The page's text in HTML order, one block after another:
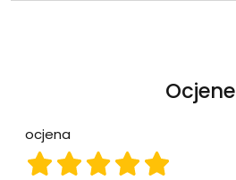
Ocjene
ocjena
ocjena 5
ocjena 4
ocjena 3
ocjena 2
ocjena 1